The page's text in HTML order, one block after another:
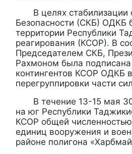
В целях стабилизации
Безопасности (СКБ) ОДКБ
территории Республики
реагирования (КСОР). В
Председателем СКБ,
Рахмоном была
контингентов КСОР ОДКБ
перегруппировки части
В течение 13-15 мая 30
на юг Республики
КСОР общей
единиц вооружения и
районе полигона